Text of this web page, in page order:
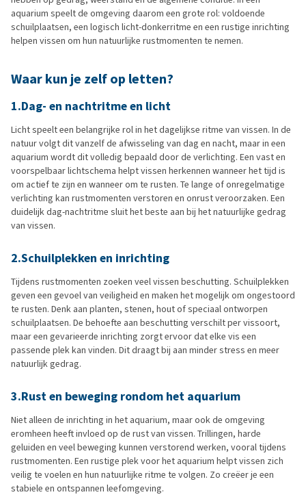
aquarium speelt de omgeving daarom een grote rol: voldoende
schuilplaatsen, een logisch licht-donkerritme en een rustige inrichting
helpen vissen om hun natuurlijke rustmomenten te nemen.
Waar kun je zelf op letten?
1.Dag- en nachtritme en licht
Licht speelt een belangrijke rol in het dagelijkse ritme van vissen. In de
natuur volgt dit vanzelf de afwisseling van dag en nacht, maar in een
aquarium wordt dit volledig bepaald door de verlichting. Een vast en
voorspelbaar lichtschema helpt vissen herkennen wanneer het tijd is
om actief te zijn en wanneer om te rusten. Te lange of onregelmatige
verlichting kan rustmomenten verstoren en onrust veroorzaken. Een
duidelijk dag-nachtritme sluit het beste aan bij het natuurlijke gedrag
van vissen.
2.Schuilplekken en inrichting
Tijdens rustmomenten zoeken veel vissen beschutting. Schuilplekken
geven een gevoel van veiligheid en maken het mogelijk om ongestoord
te rusten. Denk aan planten, stenen, hout of speciaal ontworpen
schuilplaatsen. De behoefte aan beschutting verschilt per vissoort,
maar een gevarieerde inrichting zorgt ervoor dat elke vis een
passende plek kan vinden. Dit draagt bij aan minder stress en meer
natuurlijk gedrag.
3.Rust en beweging rondom het aquarium
Niet alleen de inrichting in het aquarium, maar ook de omgeving
eromheen heeft invloed op de rust van vissen. Trillingen, harde
geluiden en veel beweging kunnen verstorend werken, vooral tijdens
rustmomenten. Een rustige plek voor het aquarium helpt vissen zich
veilig te voelen en hun natuurlijke ritme te volgen. Zo creëer je een
stabiele en ontspannen leefomgeving.